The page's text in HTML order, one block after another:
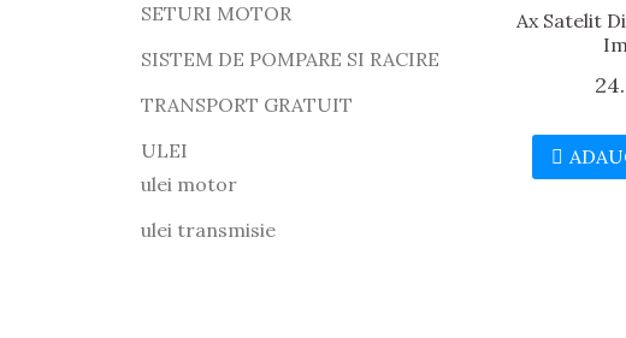
Ax Satelit
SETURI MOTOR
SISTEM DE POMPARE SI RACIRE
TRANSPORT GRATUIT
ULEI
ulei motor
ulei transmisie